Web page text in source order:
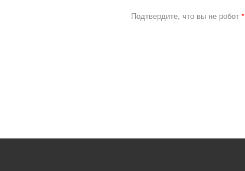
Подтвердите, что вы не робот *